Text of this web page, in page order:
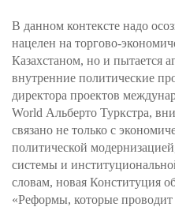
В данном контексте надо
нацелен на торгово-
Казахстаном, но и пытается
внутренние политические
директора проектов
World Альберто Туркстра,
связано не только с
политической
системы и
словам, новая Конституция
«Реформы, которые